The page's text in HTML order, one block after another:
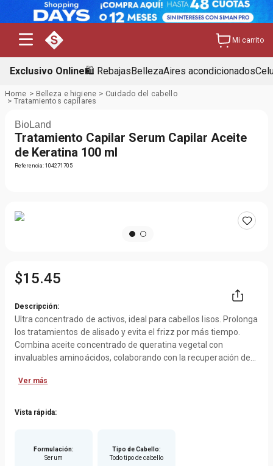
Mi carrito
Exclusivo Online🛍️ RebajasBellezaAires acondicionados
Belleza e higiene
Cuidado del cabello
Tratamientos capilares
BioLand
Tratamiento Capilar Serum Capilar Aceite
de Keratina 100 ml
Referencia:104271705
$15.45
Descripción:
Ultra concentrado de activos, ideal para cabellos lisos. Prolonga
los tratamientos de alisado y evita el frizz por más tiempo.
Combina aceite concentrado de queratina vegetal con
invaluables aminoácidos, colaborando con la recuperación de
manos y esparcir por todo el cabello. Puede usarse en cabello
TIPO DE CABELLO: Lacio
Ver más
Vista rápida:
Formulación:
Serum
Tipo de Cabello:
Todo tipo de cabello